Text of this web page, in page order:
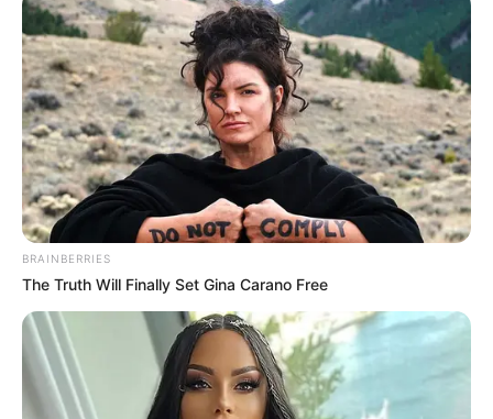
BRAINBERRIES
The Truth Will Finally Set Gina Carano Free